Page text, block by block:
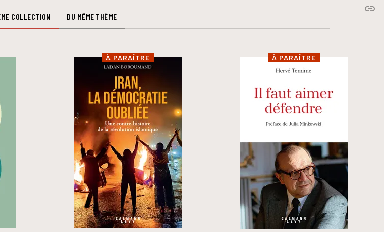
COLLECTION DU MÊME THÈME
À PARAÎTRE À PARAÎTRE
link